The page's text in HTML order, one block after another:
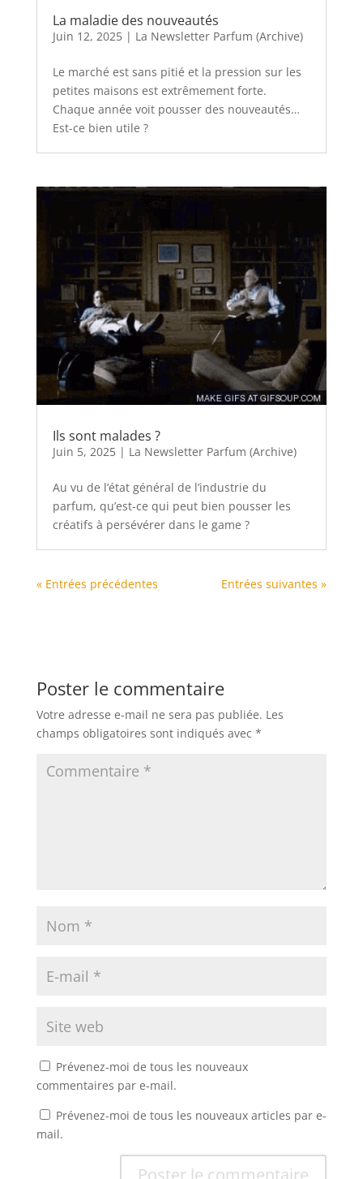
La maladie des nouveautés
Juin 12, 2025| La Newsletter Parfum (Archive)
Le marché est sans pitié et la pression sur les
petites maisons est extrêmement forte.
Chaque année voit pousser des nouveautés…
Est-ce bien utile ?
Ils sont malades ?
Juin 5, 2025| La Newsletter Parfum (Archive)
Au vu de l’état général de l’industrie du
parfum, qu’est-ce qui peut bien pousser les
créatifs à persévérer dans le game ?
« Entrées précédentes Entrées suivantes »
Poster le commentaire
Votre adresse e-mail ne sera pas publiée. Les
champs obligatoires sont indiqués avec *
Prévenez-moi de tous les nouveaux
commentaires par e-mail.
Prévenez-moi de tous les nouveaux articles par e-
mail.